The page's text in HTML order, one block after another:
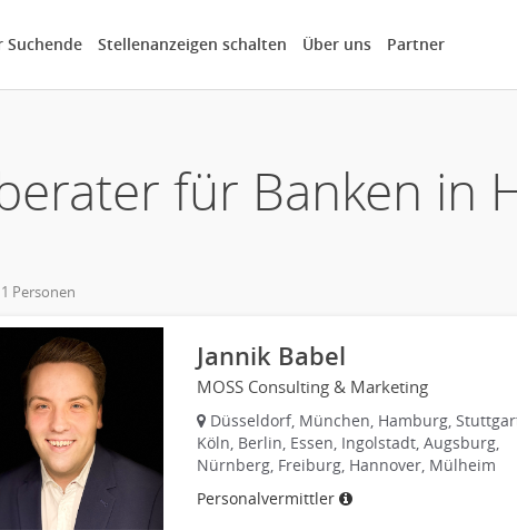
Suchende Stellenanzeigen schalten Über uns Partner
für Banken in
Personen
Jannik Babel
MOSS Consulting & Marketing
Düsseldorf, München, Hamburg,
Köln, Berlin, Essen, Ingolstadt, Augsburg,
Nürnberg, Freiburg, Hannover, Mülheim
Personalvermittler